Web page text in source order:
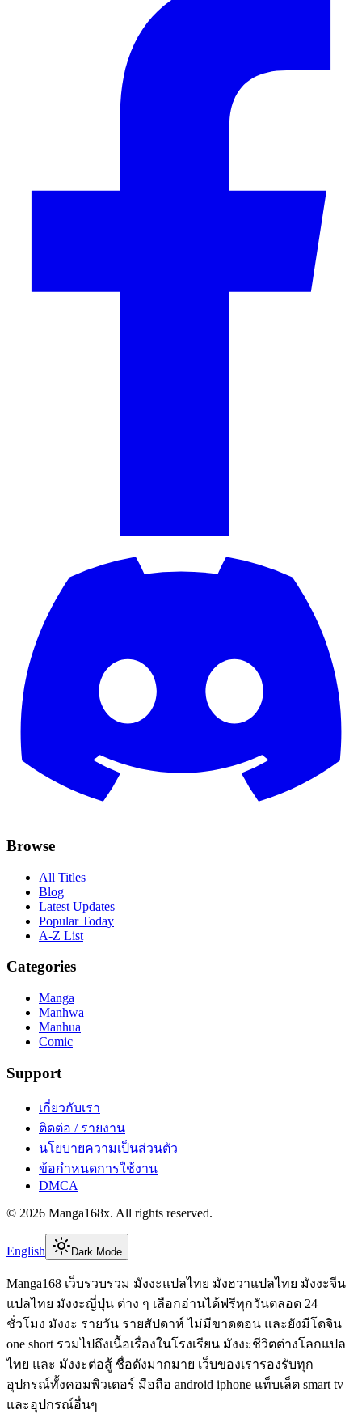
Browse
All Titles
Blog
Latest Updates
Popular Today
A-Z List
Categories
Manga
Manhwa
Manhua
Comic
Support
เกี่ยวกับเรา
ติดต่อ / รายงาน
นโยบายความเป็นส่วนตัว
ข้อกำหนดการใช้งาน
DMCA
© 2026 Manga168x. All rights reserved.
English Dark Mode
Manga168 เว็บรวบรวม มังงะแปลไทย มังฮวาแปลไทย มังงะจีน
แปลไทย มังงะญี่ปุ่น ต่าง ๆ เลือกอ่านได้ฟรีทุกวันตลอด 24
ชั่วโมง มังงะ รายวัน รายสัปดาห์ ไม่มีขาดตอน และยังมีโดจิน
one short รวมไปถึงเนื้อเรื่องในโรงเรียน มังงะชีวิตต่างโลกแปล
ไทย และ มังงะต่อสู้ ชื่อดังมากมาย เว็บของเรารองรับทุก
อุปกรณ์ทั้งคอมพิวเตอร์ มือถือ android iphone แท็บเล็ต smart tv
และอุปกรณ์อื่นๆ